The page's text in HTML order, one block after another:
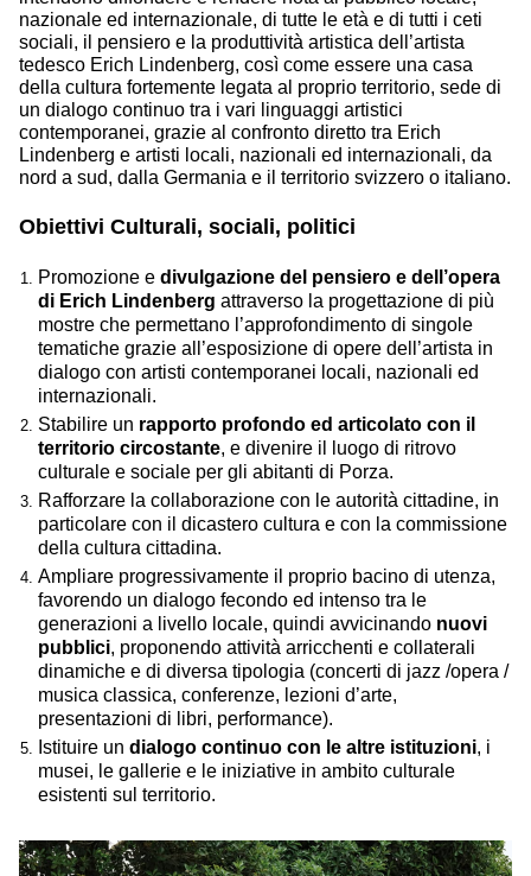
nazionale ed internazionale, di tutte le età e di tutti i ceti
sociali, il pensiero e la produttività artistica dell’artista
tedesco Erich Lindenberg, così come essere una casa
della cultura fortemente legata al proprio territorio, sede di
un dialogo continuo tra i vari linguaggi artistici
contemporanei, grazie al confronto diretto tra Erich
Lindenberg e artisti locali, nazionali ed internazionali, da
nord a sud, dalla Germania e il territorio svizzero o italiano.
Obiettivi Culturali, sociali, politici
Promozione e divulgazione del pensiero e dell’opera
di Erich Lindenberg attraverso la progettazione di più
mostre che permettano l’approfondimento di singole
tematiche grazie all’esposizione di opere dell’artista in
dialogo con artisti contemporanei locali, nazionali ed
internazionali.
Stabilire un rapporto profondo ed articolato con il
territorio circostante, e divenire il luogo di ritrovo
culturale e sociale per gli abitanti di Porza.
Rafforzare la collaborazione con le autorità cittadine, in
particolare con il dicastero cultura e con la commissione
della cultura cittadina.
Ampliare progressivamente il proprio bacino di utenza,
favorendo un dialogo fecondo ed intenso tra le
generazioni a livello locale, quindi avvicinando nuovi
pubblici, proponendo attività arricchenti e collaterali
dinamiche e di diversa tipologia (concerti di jazz /opera /
musica classica, conferenze, lezioni d’arte,
presentazioni di libri, performance).
Istituire un dialogo continuo con le altre istituzioni, i
musei, le gallerie e le iniziative in ambito culturale
esistenti sul territorio.